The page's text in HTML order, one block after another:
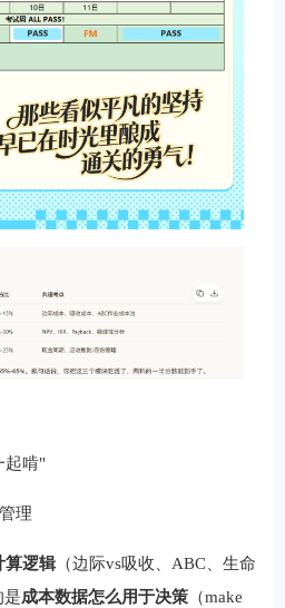
起啃"
理
算逻辑（边际vs吸收、ABC、生命
是成本数据怎么用于决策 （make